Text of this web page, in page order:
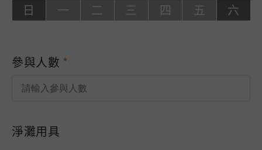
日 一 二 三 四 五 六
參與人數
淨灘用具